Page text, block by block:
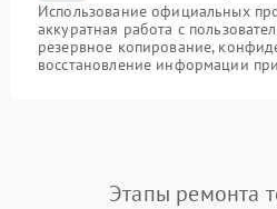
Использование официальных
аккуратная работа с
резервное копирование,
восстановление информации
Этапы ремонта